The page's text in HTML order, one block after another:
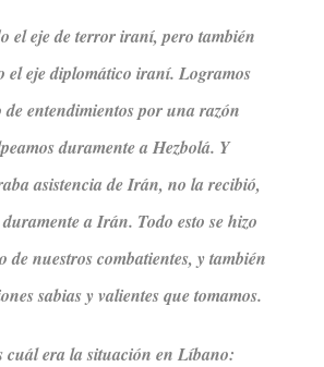
el eje de terror iraní, pero también
el eje diplomático iraní. Logramos
de entendimientos por una razón
duramente a Hezbolá. Y
asistencia de Irán, no la recibió,
a Irán. Todo esto se hizo
de nuestros combatientes, y también
sabias y valientes que tomamos.
cuál era la situación en Líbano: